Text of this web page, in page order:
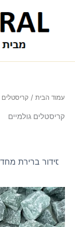
עמוד הבית / קריסטלים
קריסטלים גולמיים